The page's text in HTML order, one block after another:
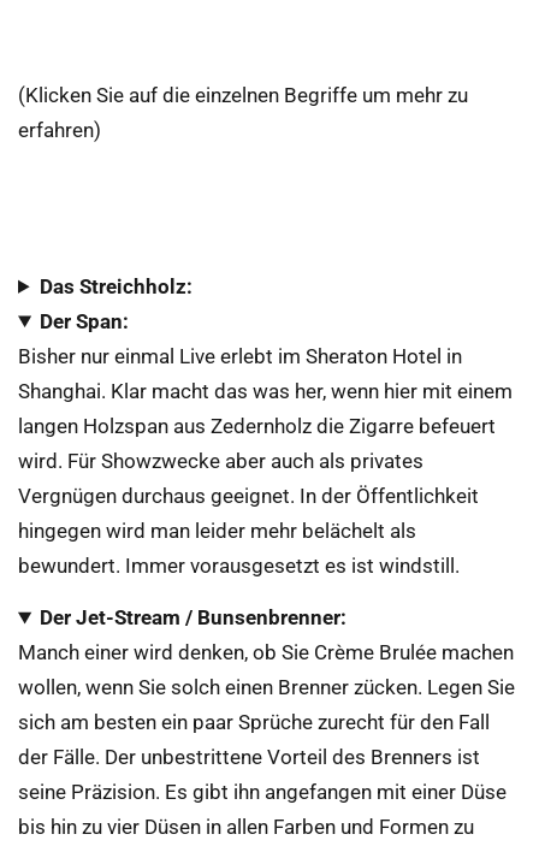
(Klicken Sie auf die einzelnen Begriffe um mehr zu
erfahren)
Das Streichholz:
Der Span:
Bisher nur einmal Live erlebt im Sheraton Hotel in
Shanghai. Klar macht das was her, wenn hier mit einem
langen Holzspan aus Zedernholz die Zigarre befeuert
wird. Für Showzwecke aber auch als privates
Vergnügen durchaus geeignet. In der Öffentlichkeit
hingegen wird man leider mehr belächelt als
bewundert. Immer vorausgesetzt es ist windstill.
Der Jet-Stream / Bunsenbrenner:
Manch einer wird denken, ob Sie Crème Brulée machen
wollen, wenn Sie solch einen Brenner zücken. Legen Sie
sich am besten ein paar Sprüche zurecht für den Fall
der Fälle. Der unbestrittene Vorteil des Brenners ist
seine Präzision. Es gibt ihn angefangen mit einer Düse
bis hin zu vier Düsen in allen Farben und Formen zu